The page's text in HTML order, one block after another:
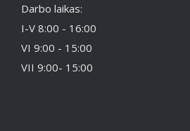
Darbo laikas:
I-V 8:00 - 16:00
VI 9:00 - 15:00
VII 9:00- 15:00